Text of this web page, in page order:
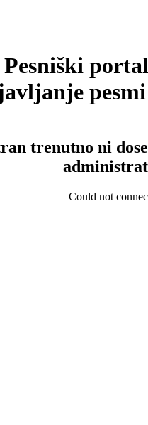
Pesniški
trenutno ni
Could not